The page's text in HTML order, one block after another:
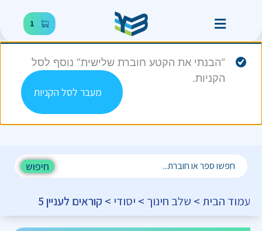
1
“הבנתי את הקטע חוברת שלישית” נוסף לסל
הקניות.
מעבר לסל הקניות
חיפוש
עמוד הבית > שלב חינוך > יסודי > קוראים לעניין 5